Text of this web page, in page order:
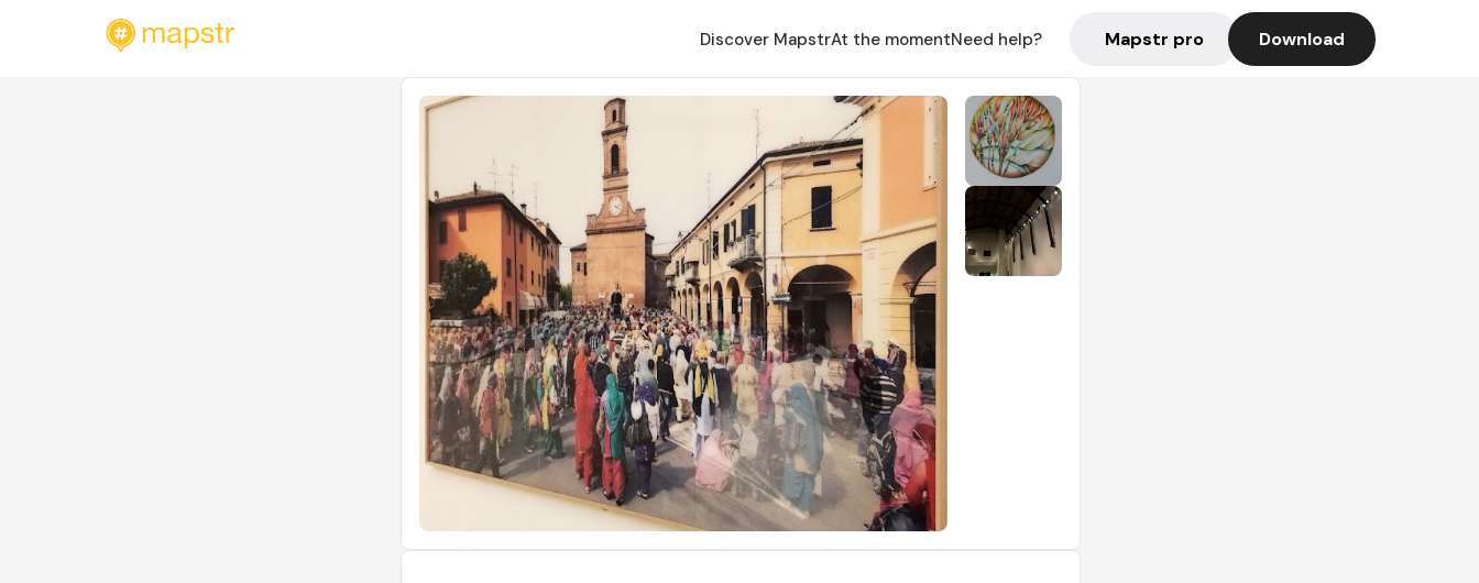
Discover MapstrAt the momentNeed help? Mapstr pro Download